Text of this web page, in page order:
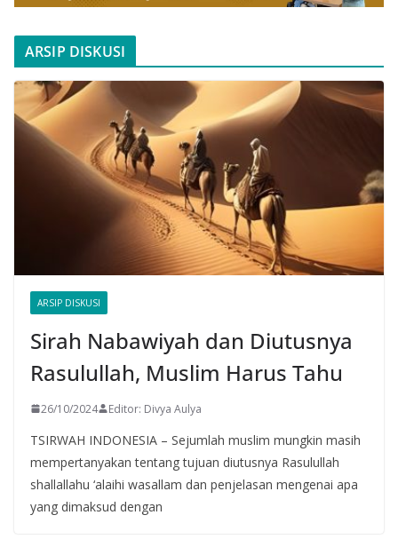
ARSIP DISKUSI
ARSIP DISKUSI
Sirah Nabawiyah dan Diutusnya
Rasulullah, Muslim Harus Tahu
26/10/2024 Editor: Divya Aulya
TSIRWAH INDONESIA – Sejumlah muslim mungkin masih
mempertanyakan tentang tujuan diutusnya Rasulullah
shallallahu ‘alaihi wasallam dan penjelasan mengenai apa
yang dimaksud dengan